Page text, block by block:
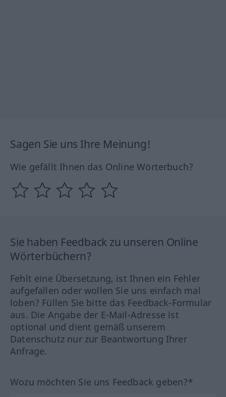
Sagen Sie uns Ihre Meinung!
Wie gefällt Ihnen das Online Wörterbuch?
Sie haben Feedback zu unseren Online
Wörterbüchern?
Fehlt eine Übersetzung, ist Ihnen ein Fehler
aufgefallen oder wollen Sie uns einfach mal
loben? Füllen Sie bitte das Feedback-Formular
aus. Die Angabe der E-Mail-Adresse ist
optional und dient gemäß unserem
Datenschutz nur zur Beantwortung Ihrer
Anfrage.
Wozu möchten Sie uns Feedback geben?*